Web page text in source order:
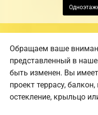
Обращаем ваше
представленный в
быть изменен. Вы
проект террасу,
остекление, крыльцо